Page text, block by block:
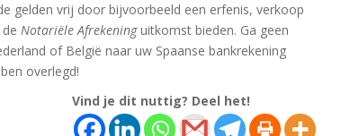
gelden vrij door bijvoorbeeld een erfenis, verkoop
Notariële Afrekeninguitkomst bieden. Ga geen
of België naar uw Spaanse bankrekening
overlegd!
Vind je dit nuttig? Deel het!